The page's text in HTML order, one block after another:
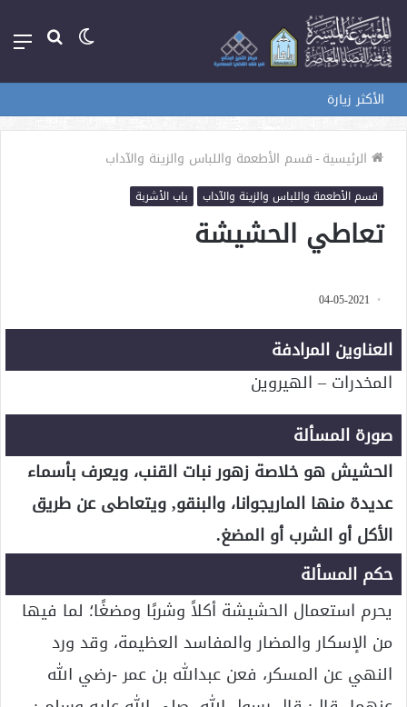
بحث الوضع
الأكثر زيارة
الرئيسية-قسم الأطعمة واللباس والزينة والآداب
قسم الأطعمة واللباس والزينة والآداب باب الأشربة
تعاطي الحشيشة
04-05-2021
العناوين المرادفة
المخدرات – الهيروين
صورة المسألة
الحشيش هو خلاصة زهور نبات القنب، ويعرف بأسماء
عديدة منها الماريجوانا، والبنقو, ويتعاطى عن طريق
الأكل أو الشرب أو المضغ.
حكم المسألة
يحرم استعمال الحشيشة أكلاً وشربًا ومضغًا؛ لما فيها
من الإسكار والمضار والمفاسد العظيمة، وقد ورد
النهي عن المسكر، فعن عبدالله بن عمر -رضي الله